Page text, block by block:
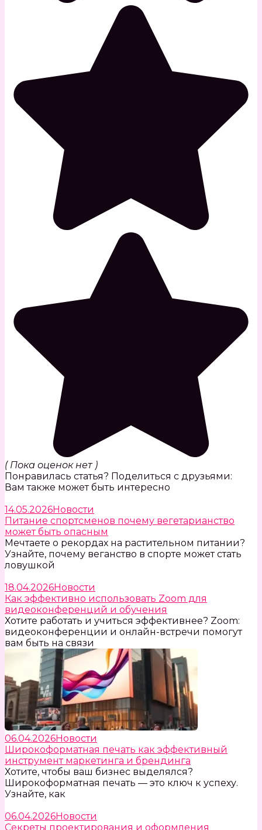
( Пока оценок нет )
Понравилась статья? Поделиться с друзьями:
Вам также может быть интересно
14.05.2026Новости
Питание спортсменов почему вегетарианство
может быть опасным
Мечтаете о рекордах на растительном питании?
Узнайте, почему веганство в спорте может стать
ловушкой
18.04.2026Новости
Как эффективно использовать Zoom для
видеоконференций и обучения
Хотите работать и учиться эффективнее? Zoom:
видеоконференции и онлайн-встречи помогут
вам быть на связи
06.04.2026Новости
Широкоформатная печать как эффективный
инструмент маркетинга и брендинга
Хотите, чтобы ваш бизнес выделялся?
Широкоформатная печать — это ключ к успеху.
Узнайте, как
06.04.2026Новости
Секреты проектирования и оформления